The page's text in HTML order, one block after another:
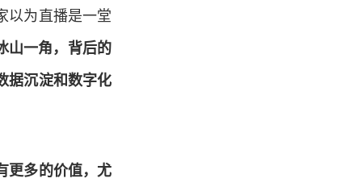
以为直播是一堂
山一角，背后的
据沉淀和数字化
更多的价值，尤